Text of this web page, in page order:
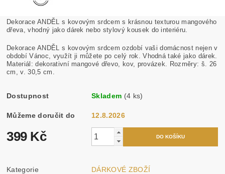
Dekorace ANDĚL s kovovým srdcem s krásnou texturou mangového
dřeva, vhodný jako dárek nebo stylový kousek do interiéru.
Dekorace ANDĚL s kovovým srdcem ozdobí vaši domácnost nejen v
období Vánoc, využít ji můžete po celý rok. Vhodná také jako dárek.
Materiál: dekorativní mangové dřevo, kov, provázek. Rozměry: š. 26
cm, v. 30,5 cm.
Dostupnost Skladem (4 ks)
Můžeme doručit do 12.8.2026
399 Kč
Kategorie DÁRKOVÉ ZBOŽÍ